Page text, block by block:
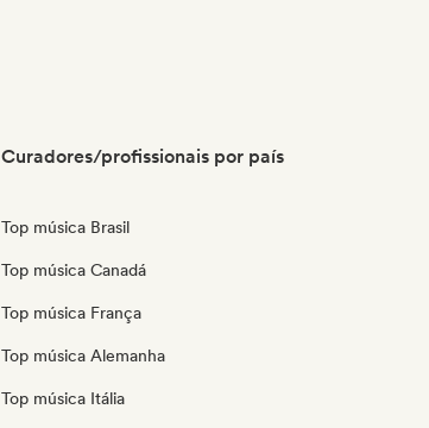
Curadores/profissionais por país
Top música Brasil
Top música Canadá
Top música França
Top música Alemanha
Top música Itália